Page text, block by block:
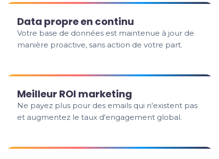
Data propre en continu
Votre base de données est maintenue à jour de
manière proactive, sans action de votre part.
Meilleur ROI marketing
Ne payez plus pour des emails qui n'existent pas
et augmentez le taux d'engagement global.